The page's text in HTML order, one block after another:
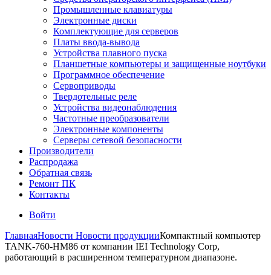
Промышленные клавиатуры
Электронные диски
Комплектующие для серверов
Платы ввода-вывода
Устройства плавного пуска
Планшетные компьютеры и защищенные ноутбуки
Программное обеспечение
Сервоприводы
Твердотельные реле
Устройства видеонаблюдения
Частотные преобразователи
Электронные компоненты
Серверы сетевой безопасности
Производители
Распродажа
Обратная связь
Ремонт ПК
Контакты
Войти
ГлавнаяНовости Новости продукцииКомпактный компьютер
TANK-760-HM86 от компании IEI Technology Corp,
работающий в расширенном температурном диапазоне.